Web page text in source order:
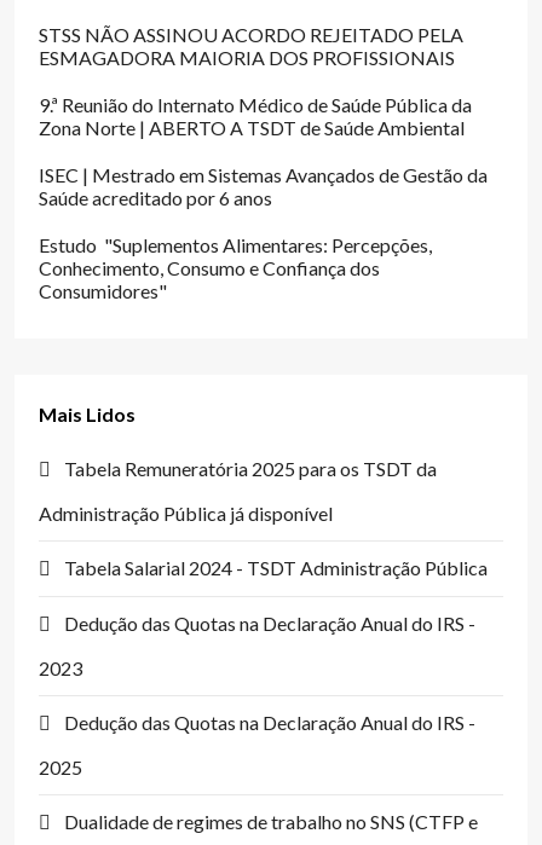
STSS NÃO ASSINOU ACORDO REJEITADO PELA
ESMAGADORA MAIORIA DOS PROFISSIONAIS
9.ª Reunião do Internato Médico de Saúde Pública da
Zona Norte | ABERTO A TSDT de Saúde Ambiental
ISEC | Mestrado em Sistemas Avançados de Gestão da
Saúde acreditado por 6 anos
Estudo "Suplementos Alimentares: Percepções,
Conhecimento, Consumo e Confiança dos
Consumidores"
Mais Lidos
Tabela Remuneratória 2025 para os TSDT da
Administração Pública já disponível
Tabela Salarial 2024 - TSDT Administração Pública
Dedução das Quotas na Declaração Anual do IRS -
2023
Dedução das Quotas na Declaração Anual do IRS -
2025
Dualidade de regimes de trabalho no SNS (CTFP e